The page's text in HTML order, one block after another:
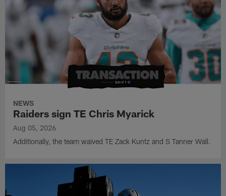
NEWS
Raiders sign TE Chris Myarick
Aug 05, 2026
Additionally, the team waived TE Zack Kuntz and S Tanner Wall.